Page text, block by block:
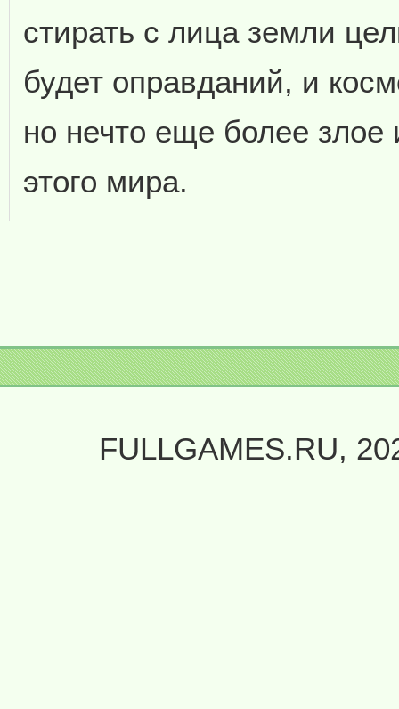
стирать с лица земли
будет оправданий, и
но нечто еще более злое
этого мира.
FULLGAMES.RU,